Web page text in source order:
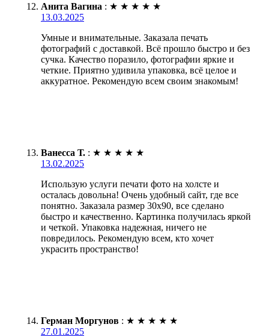
Анита Вагина : ★ ★ ★ ★ ★
13.03.2025
Умные и внимательные. Заказала печать
фотографий с доставкой. Всё прошло быстро и без
сучка. Качество поразило, фотографии яркие и
четкие. Приятно удивила упаковка, всё целое и
аккуратное. Рекомендую всем своим знакомым!
Ванесса Т. : ★ ★ ★ ★ ★
13.02.2025
Использую услуги печати фото на холсте и
осталась довольна! Очень удобный сайт, где все
понятно. Заказала размер 30х90, все сделано
быстро и качественно. Картинка получилась яркой
и четкой. Упаковка надежная, ничего не
повредилось. Рекомендую всем, кто хочет
украсить пространство!
Герман Моргунов : ★ ★ ★ ★ ★
27.01.2025